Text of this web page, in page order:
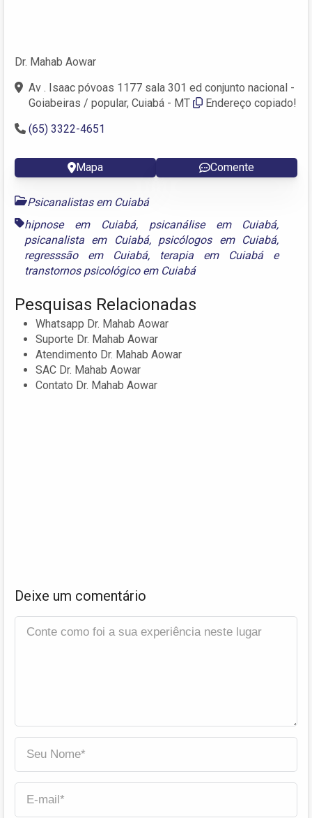
Dr. Mahab Aowar
Av . Isaac póvoas 1177 sala 301 ed conjunto nacional -
Goiabeiras / popular, Cuiabá - MT
Endereço copiado!
(65) 3322-4651
Mapa Comente
Psicanalistas em Cuiabá
hipnose em Cuiabá, psicanálise em Cuiabá,
psicanalista em Cuiabá, psicólogos em Cuiabá,
regresssão em Cuiabá, terapia em Cuiabáe
transtornos psicológico em Cuiabá
Pesquisas Relacionadas
Whatsapp Dr. Mahab Aowar
Suporte Dr. Mahab Aowar
Atendimento Dr. Mahab Aowar
SAC Dr. Mahab Aowar
Contato Dr. Mahab Aowar
Deixe um comentário